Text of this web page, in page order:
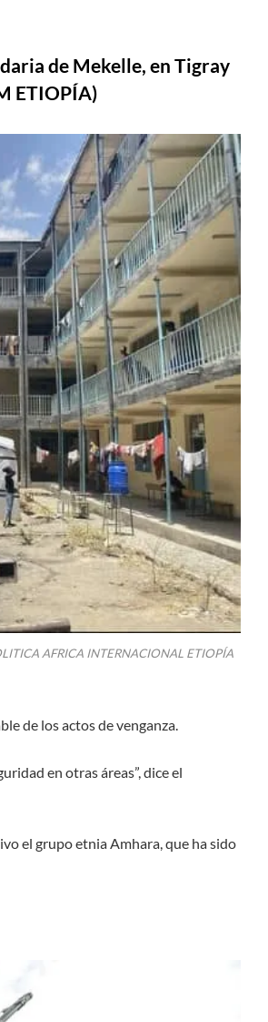
de Mekelle, en Tigray
ETIOPÍA)
AFRICA INTERNACIONAL ETIOPÍA
de los actos de venganza.
en otras áreas”, dice el
el grupo etnia Amhara, que ha sido